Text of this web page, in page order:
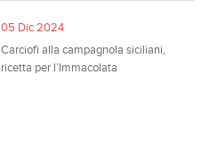
05 Dic 2024
Carciofi alla campagnola siciliani,
ricetta per l’Immacolata